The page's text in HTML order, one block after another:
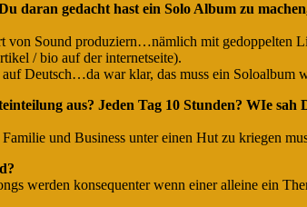
daran gedacht hast ein Solo Album zu
Sound produziern…nämlich mit gedoppelten
/ bio auf der internetseite).
Deutsch…da war klar, das muss ein Soloalbum
aus? Jeden Tag 10 Stunden? WIe
und Business unter einen Hut zu kriegen
werden konsequenter wenn einer alleine ein